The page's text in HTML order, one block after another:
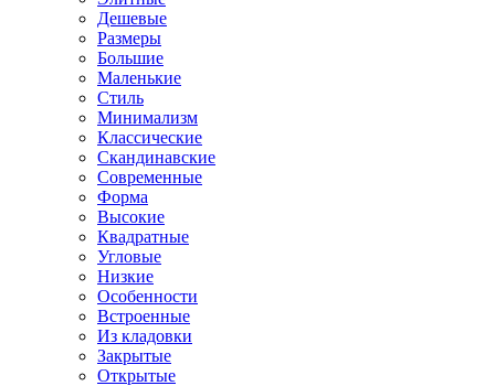
Дешевые
Размеры
Большие
Маленькие
Стиль
Минимализм
Классические
Скандинавские
Современные
Форма
Высокие
Квадратные
Угловые
Низкие
Особенности
Встроенные
Из кладовки
Закрытые
Открытые